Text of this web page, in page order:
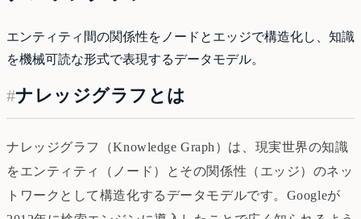
エンティティ間の関係性をノードとエッジで構造化し、知識
を機械可読な形式で表現するデータモデル。
#ナレッジグラフとは
ナレッジグラフ（Knowledge Graph）は、現実世界の知識
をエンティティ（ノード）とその関係性（エッジ）のネッ
トワークとして構造化するデータモデルです。Googleが